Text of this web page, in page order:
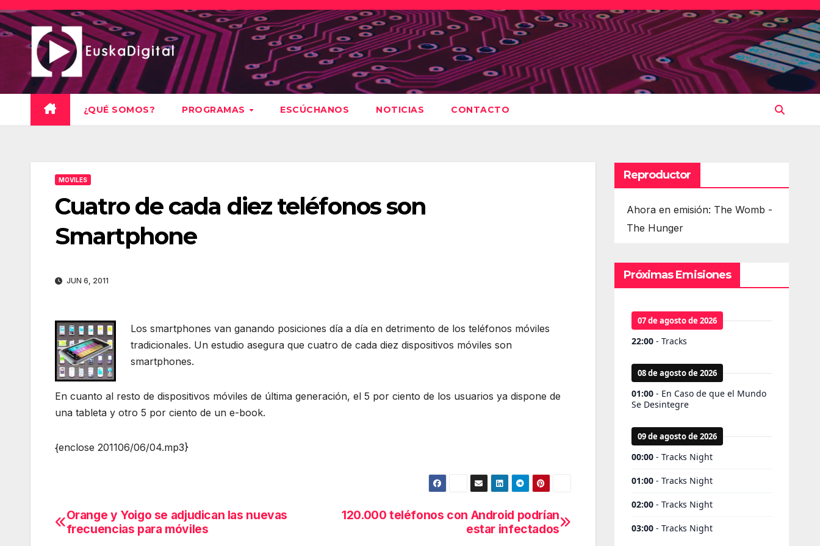
Saltar
al
contenido
¿QUÉ SOMOS? PROGRAMAS ESCÚCHANOS NOTICIAS CONTACTO
MOVILES
Cuatro de cada diez teléfonos son
Smartphone
JUN 6, 2011
Los smartphones van ganando posiciones día a día en detrimento de los teléfonos móviles
tradicionales. Un estudio asegura que cuatro de cada diez dispositivos móviles son
smartphones.
En cuanto al resto de dispositivos móviles de última generación, el 5 por ciento de los usuarios ya dispone de
una tableta y otro 5 por ciento de un e-book.
{enclose 201106/06/04.mp3}
Navegación
120.000 teléfonos con Android podrían
estar infectados
Orange y Yoigo se adjudican las nuevas
frecuencias para móviles
Reproductor
Ahora en emisión: The Womb -
The Hunger
Próximas Emisiones